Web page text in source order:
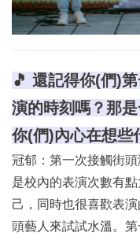
🎵 還記得你(們)
演的時刻嗎？那
你(們)內心在想些
冠郁：第一次接觸街
是校內的表演次數有
己，同時也很喜歡表
頭藝人來試試水溫。